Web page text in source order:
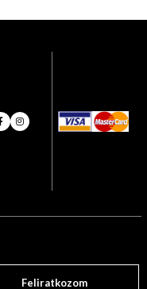
Feliratkozom